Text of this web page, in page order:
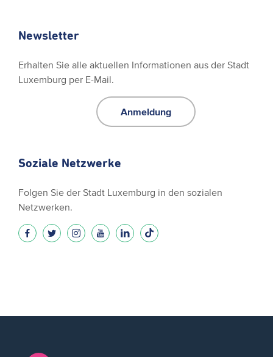
Newsletter
Erhalten Sie alle aktuellen Informationen aus der Stadt
Luxemburg per E-Mail.
Anmeldung
Soziale Netzwerke
Folgen Sie der Stadt Luxemburg in den sozialen
Netzwerken.